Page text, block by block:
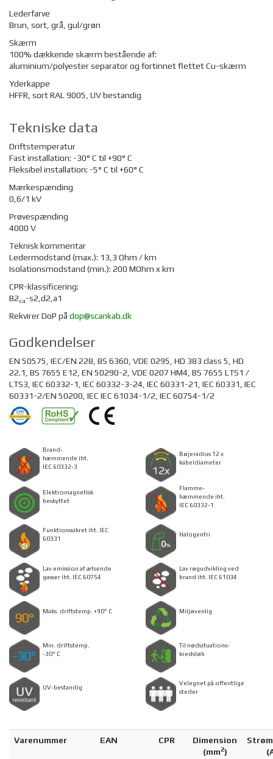
Lederfarve
Brun, sort, grå, gul/grøn
Skærm
100% dækkende skærm bestående af:
aluminium/polyester separator og fortinnet flettet Cu-skærm
Yderkappe
HFFR, sort RAL 9005, UV bestandig
Tekniske data
Driftstemperatur
Fast installation: -30° C til +90° C
Fleksibel installation: -5° C til +60° C
Mærkespænding
0,6/1 kV
Prøvespænding
4000 V
Teknisk kommentar
Ledermodstand (max.): 13,3 Ohm / km
Isolationsmodstand (min.): 200 MOhm x km
CPR-klassificering:
B2ca-s2,d2,a1
Rekvirer DoP på dop@scankab.dk
Godkendelser
EN 50575, IEC/EN 228, BS 6360, VDE 0295, HD 383 class 5, HD
22.1, BS 7655 E12, EN 50290-2, VDE 0207 HM4, BS 7655 LTS1 /
LTS3, IEC 60332-1, IEC 60332-3-24, IEC 60331-21, IEC 60331, IEC
60331-2/EN 50200, IEC IEC 61034-1/2, IEC 60754-1/2
Brand-
hæmmende iht.
IEC 60332-3
Bøjeradius 12 x
kabeldiameter
Elektromagnetisk
beskyttet
Flamme-
hæmmende iht.
IEC 60332-1
Funktionssikret iht. IEC
60331
Halogenfri
Lav emission af ætsende
gasser iht. IEC 60754
Lav røgudvikling ved
brand iht. IEC 61034
Maks. driftstemp. +90° C Miljøvenlig
Min. driftstemp.
-30° C
Til nødsituations-
kredsløb
UV-bestandig
Velegnet på offentlige
steder
Varenummer EAN CPR
Dimension
(mm2)